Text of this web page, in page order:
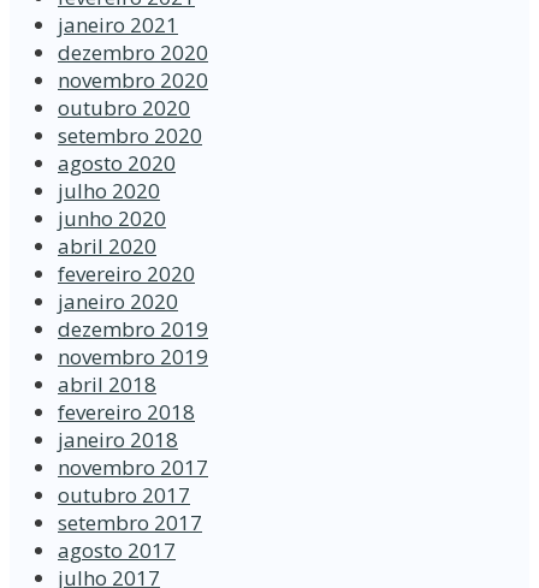
janeiro 2021
dezembro 2020
novembro 2020
outubro 2020
setembro 2020
agosto 2020
julho 2020
junho 2020
abril 2020
fevereiro 2020
janeiro 2020
dezembro 2019
novembro 2019
abril 2018
fevereiro 2018
janeiro 2018
novembro 2017
outubro 2017
setembro 2017
agosto 2017
julho 2017